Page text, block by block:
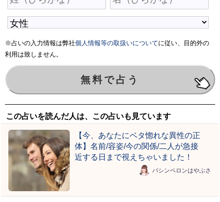
※占いの入力情報は弊社個人情報等の取扱いについてに従い、目的外の
利用は致しません。
この占いを読んだ人は、この占いも見ています
【今、あなたにベタ惚れな異性の正
体】名前/容姿/今の関係/二人が急接
近する日まで視えちゃいました！
パシンペロンはやぶさ